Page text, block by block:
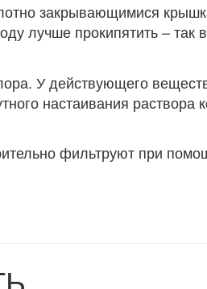
закрывающимися
лучше прокипятить – так
У действующего
настаивания раствора
фильтруют при